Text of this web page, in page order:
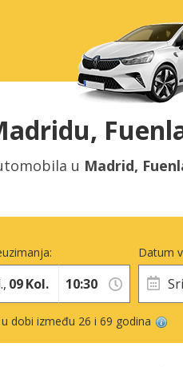
u Madrid,
09Kol.
Datum
dobi između 26 i 69 godina